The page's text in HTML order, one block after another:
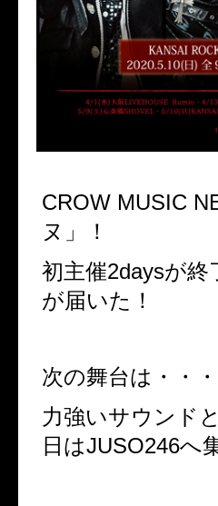
CROW MUSIC
ヌ」！
初主催2daysが
が届いた！
次の舞台は・・
力強いサウンド
日はJUSO246へ